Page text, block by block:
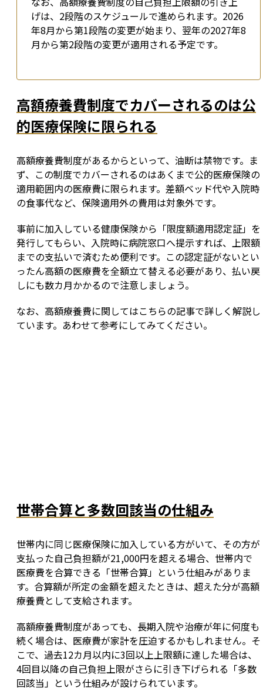
げは、2段階のスケジュールで進められます。2026
年8月から第1段階の変更が始まり、翌年の2027年8
月から第2段階の変更が適用される予定です。
高額療養費制度でカバーされるのは公
的医療保険に限られる
高額療養費制度があるからといって、油断は禁物です。ま
ず、この制度でカバーされるのはあくまで公的医療保険の
適用範囲内の医療費に限られます。差額ベッド代や入院時
の食事代など、保険適用外の費用は対象外です。
事前に加入している健康保険から「限度額適用認定証」を
発行してもらい、入院時に病院窓口へ提示すれば、上限額
までの支払いで済むため便利です。この認定証がないとい
ったん高額の医療費を全額立て替える必要があり、払い戻
しにも数カ月かかるので注意しましょう。
なお、高額療養費に関してはこちらの記事で詳しく解説し
ています。あわせて参考にしてみてください。
世帯合算と多数回該当の仕組み
世帯内に同じ医療保険に加入している方がいて、その方が
支払った自己負担額が21,000円を超える場合、世帯内で
医療費を合算できる「世帯合算」という仕組みがありま
す。合算額が所定の金額を超えたときは、超えた分が高額
療養費として支給されます。
高額療養費制度があっても、長期入院や治療が年に何度も
続く場合は、医療費が家計を圧迫するかもしれません。そ
こで、過去12カ月以内に3回以上上限額に達した場合は、
4回目以降の自己負担上限がさらに引き下げられる「多数
回該当」という仕組みが設けられています。